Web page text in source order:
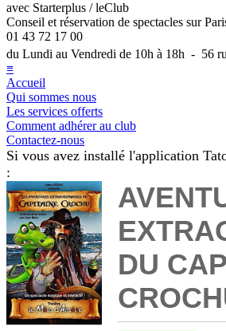
avec Starterplus / leClub
Conseil et réservation de spectacles sur
01 43 72 17 00
du Lundi au Vendredi de 10h à 18h - 56
≡
Accueil
Qui sommes nous
Les services offerts
Comment adhérer au club
Contactez-nous
Si vous avez installé l'application
:
DU